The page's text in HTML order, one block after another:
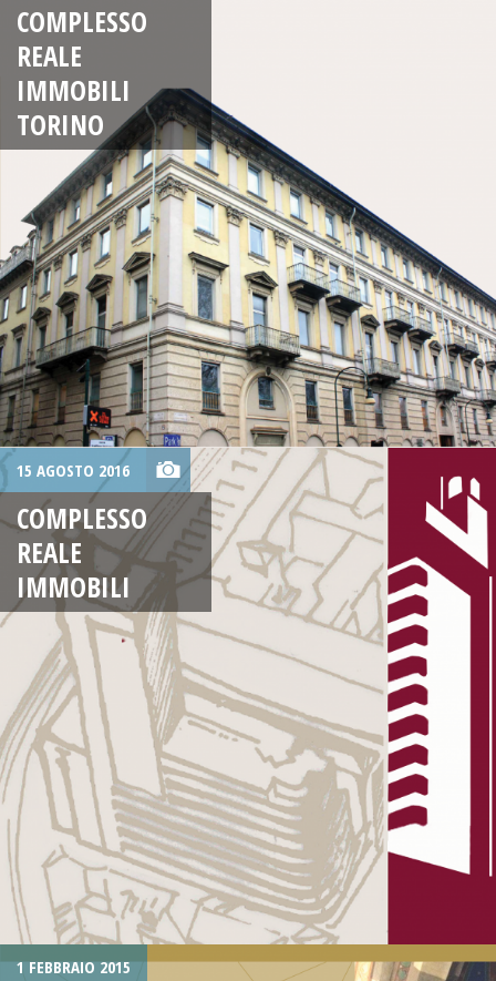
COMPLESSO
REALE
IMMOBILI
TORINO
15 AGOSTO 2016
COMPLESSO
REALE
IMMOBILI
1 FEBBRAIO 2015